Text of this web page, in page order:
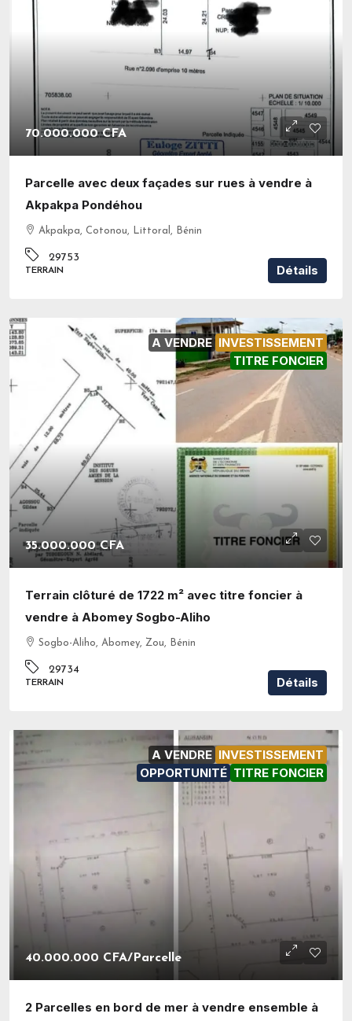
70.000.000 CFA
Parcelle avec deux façades sur rues à vendre à
Akpakpa Pondéhou
Akpakpa, Cotonou, Littoral, Bénin
29753
TERRAIN Détails
A VENDRE INVESTISSEMENT
TITRE FONCIER
35.000.000 CFA
Terrain clôturé de 1722 m² avec titre foncier à
vendre à Abomey Sogbo-Aliho
Sogbo-Aliho, Abomey, Zou, Bénin
29734
TERRAIN Détails
A VENDRE INVESTISSEMENT
OPPORTUNITÉ TITRE FONCIER
40.000.000 CFA/Parcelle
2 Parcelles en bord de mer à vendre ensemble à